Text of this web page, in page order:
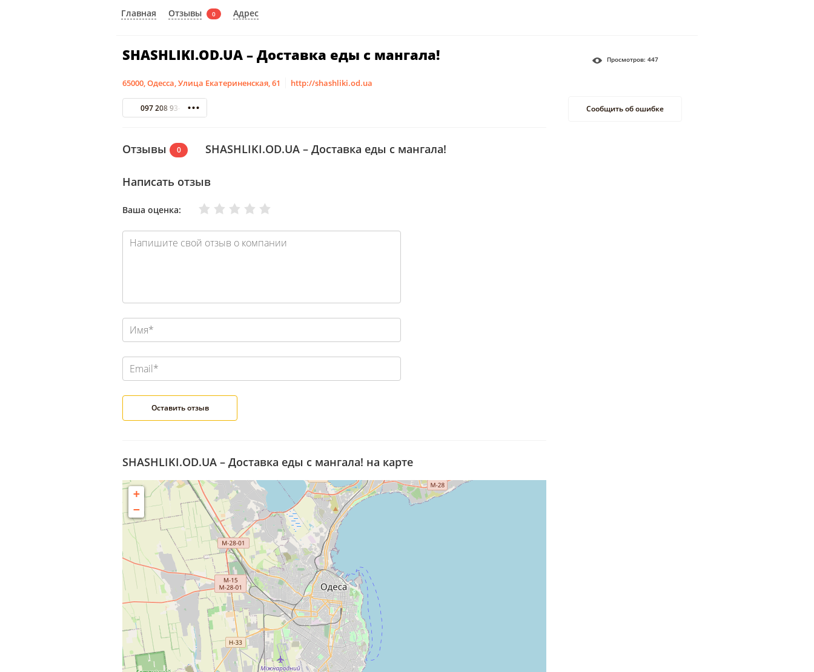
Главная Отзывы 0 Адрес
SHASHLIKI.OD.UA – Доставка еды с мангала!
65000, Одесса, Улица Екатериненская, 61 http://shashliki.od.ua
097 208 93-93
Отзывы 0 SHASHLIKI.OD.UA – Доставка еды с мангала!
Написать отзыв
Ваша оценка: Отлично
Хорошо
Нормально
Плохо
Очень плохо
SHASHLIKI.OD.UA – Доставка еды с мангала! на карте
+
−
Просмотров: 447
Сообщить об ошибке